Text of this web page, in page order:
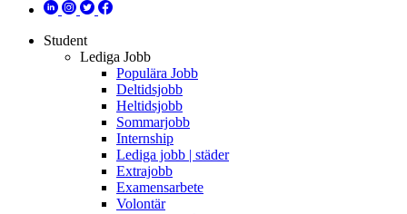
Student
Lediga Jobb
Populära Jobb
Deltidsjobb
Heltidsjobb
Sommarjobb
Internship
Lediga jobb | städer
Extrajobb
Examensarbete
Volontär